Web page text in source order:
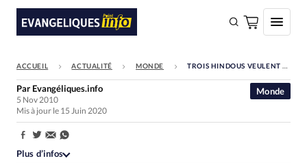
FAIRE UN DON
Faire un don
Société
ACCUEIL ACTUALITÉ MONDE TROIS HINDOUS VEULENT BRÛLER DES BIBLES ET DES CORANS À BERNE
Monde
Par Evangéliques.info
5 Nov 2010
Mis à jour le 15 Juin 2020
Partager:
Plus d’infos